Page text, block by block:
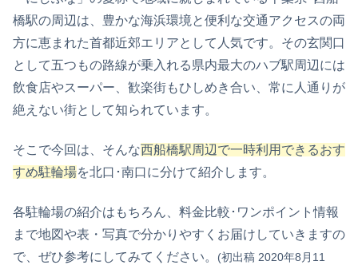
橋駅の周辺は、豊かな海浜環境と便利な交通アクセスの両
方に恵まれた首都近郊エリアとして人気です。その玄関口
として五つもの路線が乗入れる県内最大のハブ駅周辺には
飲食店やスーパー、歓楽街もひしめき合い、常に人通りが
絶えない街として知られています。
そこで今回は、そんな西船橋駅周辺で一時利用できるおす
すめ駐輪場を北口･南口に分けて紹介します。
各駐輪場の紹介はもちろん、料金比較･ワンポイント情報
まで地図や表・写真で分かりやすくお届けしていきますの
で、ぜひ参考にしてみてください。 (初出稿 2020年8月11